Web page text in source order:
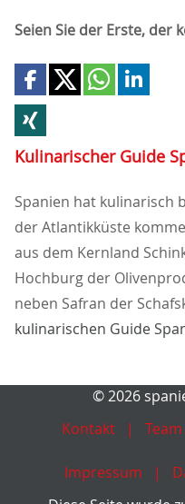
Seien Sie der Erste, der
Kulinarischer Guide
Spanien hat kulinarisch
der Atlantikküste
aus dem Kernland
Hochburg der
neben Safran der
kulinarischen Guide
© 2026
Kontakt
Impressum